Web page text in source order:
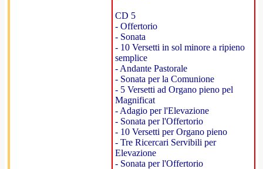
CD 5
- Offertorio
- Sonata
- 10 Versetti in sol minore a ripieno
semplice
- Andante Pastorale
- Sonata per la Comunione
- 5 Versetti ad Organo pieno pel
Magnificat
- Adagio per l'Elevazione
- Sonata per l'Offertorio
- 10 Versetti per Organo pieno
- Tre Ricercari Servibili per
Elevazione
- Sonata per l'Offertorio